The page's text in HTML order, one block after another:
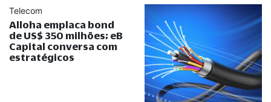
Telecom
Alloha emplaca bond
de US$ 350 milhões; eB
Capital conversa com
estratégicos